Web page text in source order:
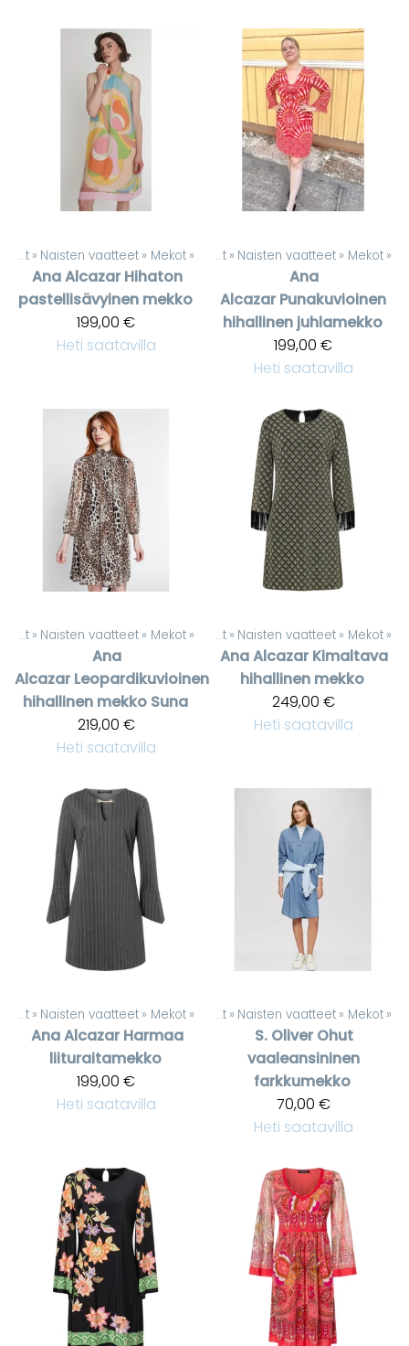
Tuotteet ‪» Naisten vaatteet ‪» Mekot ‪»
Ana Alcazar Hihaton
pastellisävyinen mekko
199,00 €
Heti saatavilla
Tuotteet ‪» Naisten vaatteet ‪» Mekot ‪»
Ana
Alcazar Punakuvioinen
hihallinen juhlamekko
199,00 €
Heti saatavilla
Tuotteet ‪» Naisten vaatteet ‪» Mekot ‪»
Ana
Alcazar Leopardikuvioinen
hihallinen mekko Suna
219,00 €
Heti saatavilla
Tuotteet ‪» Naisten vaatteet ‪» Mekot ‪»
Ana Alcazar Kimaltava
hihallinen mekko
249,00 €
Heti saatavilla
Tuotteet ‪» Naisten vaatteet ‪» Mekot ‪»
Ana Alcazar Harmaa
liituraitamekko
199,00 €
Heti saatavilla
Tuotteet ‪» Naisten vaatteet ‪» Mekot ‪»
S. Oliver Ohut
vaaleansininen
farkkumekko
70,00 €
Heti saatavilla